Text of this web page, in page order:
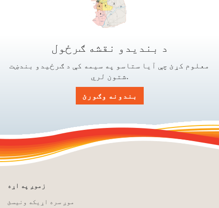
د بندیدو نقشه ګرځول
معلوم کړئ چې آیا ستاسو په سیمه کې د ګرځیدو بندښت
شتون لري.
بندونه وګورئ
زموږ په اړه
موږ سره اړیکه ونیسئ